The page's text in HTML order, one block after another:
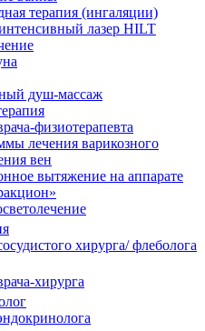
терапия (ингаляции)
лазер HILT
душ-массаж
физиотерапевта
лечения варикозного
вен
вытяжение на аппарате
хирурга/ флеболога
хирурга